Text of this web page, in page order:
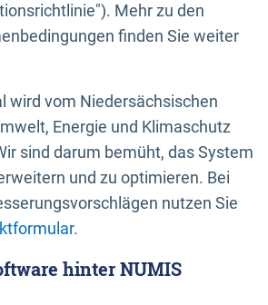
Mehr zu den
finden Sie weiter
wird vom Niedersächsischen
Energie und Klimaschutz
sind darum bemüht, das System
und zu optimieren. Bei
nutzen Sie
.
hinter NUMIS